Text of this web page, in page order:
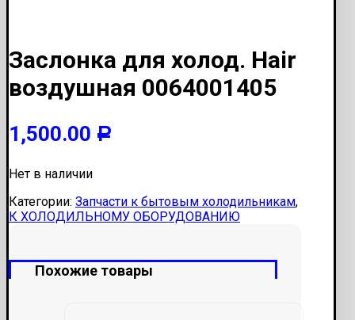
Заслонка для холод. Hair
воздушная 0064001405
1,500.00 Р
Нет в наличии
Категории: Запчасти к бытовым холодильникам,
К ХОЛОДИЛЬНОМУ ОБОРУДОВАНИЮ
Похожие товары